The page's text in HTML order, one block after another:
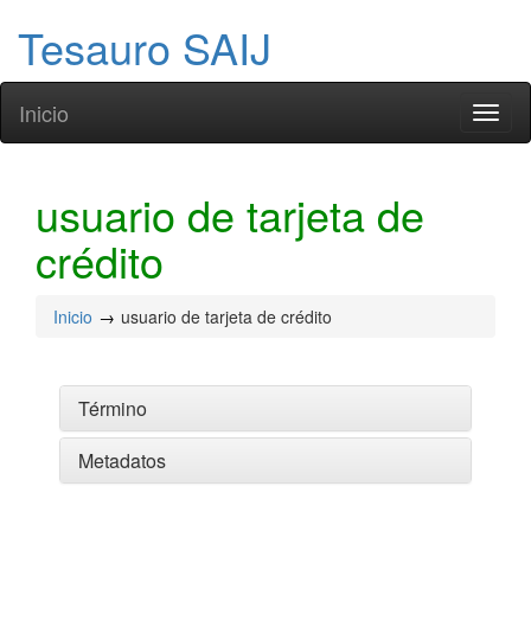
Tesauro SAIJ
Inicio
usuario de tarjeta de
crédito
Inicio usuario de tarjeta de crédito
Término
Metadatos